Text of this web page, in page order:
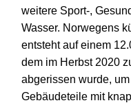
weitere Sport-,
Wasser. Norwegens
entsteht auf einem
dem im Herbst 2020
abgerissen wurde,
Gebäudeteile mit